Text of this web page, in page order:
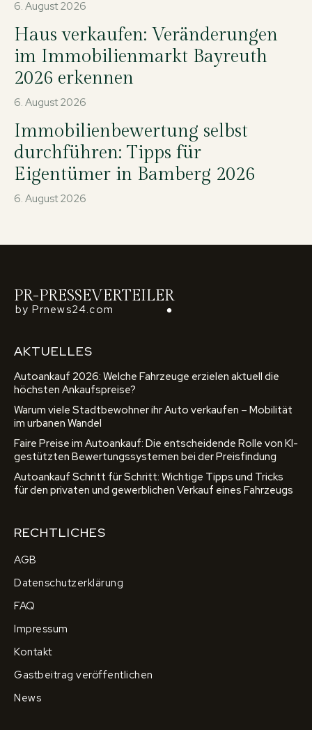
6. August 2026
Haus verkaufen: Veränderungen
im Immobilienmarkt Bayreuth
2026 erkennen
6. August 2026
Immobilienbewertung selbst
durchführen: Tipps für
Eigentümer in Bamberg 2026
6. August 2026
PR-PRESSEVERTEILER
by Prnews24.com
AKTUELLES
Autoankauf 2026: Welche Fahrzeuge erzielen aktuell die
höchsten Ankaufspreise?
Warum viele Stadtbewohner ihr Auto verkaufen – Mobilität
im urbanen Wandel
Faire Preise im Autoankauf: Die entscheidende Rolle von KI-
gestützten Bewertungssystemen bei der Preisfindung
Autoankauf Schritt für Schritt: Wichtige Tipps und Tricks
für den privaten und gewerblichen Verkauf eines Fahrzeugs
RECHTLICHES
AGB
Datenschutzerklärung
FAQ
Impressum
Kontakt
Gastbeitrag veröffentlichen
News